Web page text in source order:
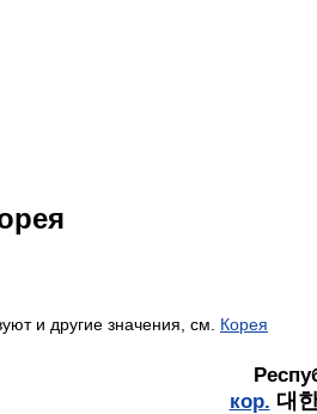
и другие значения, см. Корея
кор. 대